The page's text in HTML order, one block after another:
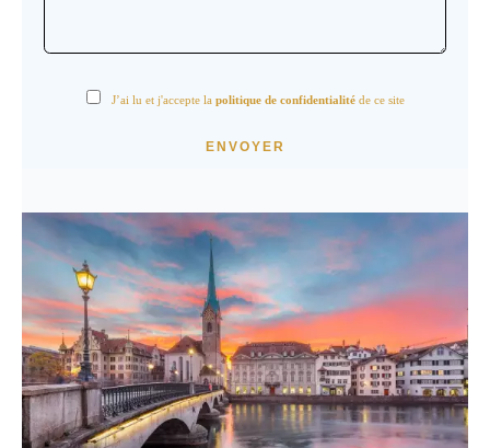
J’ai lu et j'accepte la politique de confidentialitéde ce site
ENVOYER